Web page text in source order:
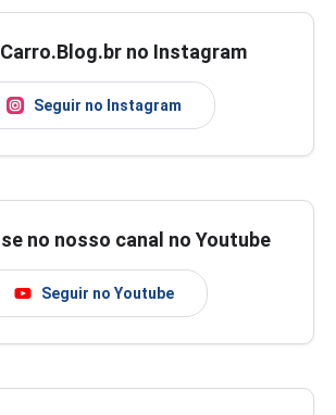
no Instagram
Seguir no Instagram
no nosso canal no Youtube
Seguir no Youtube